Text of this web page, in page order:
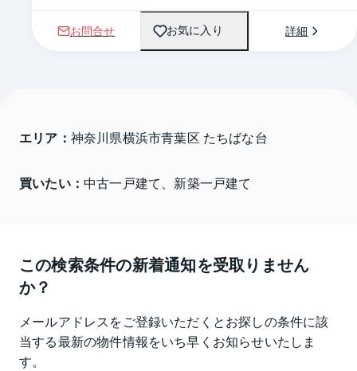
お問合せ お気に入り 詳細
エリア： 神奈川県横浜市青葉区 たちばな台
買いたい： 中古一戸建て、新築一戸建て
この検索条件の新着通知を受取りません
か？
メールアドレスをご登録いただくとお探しの条件に該
当する最新の物件情報をいち早くお知らせいたしま
す。